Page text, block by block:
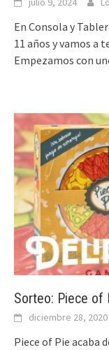
En Consola y
11 años y vamos a
Empezamos con
Sorteo: Piece of
diciembre 28, 2020
Piece of Pie acaba